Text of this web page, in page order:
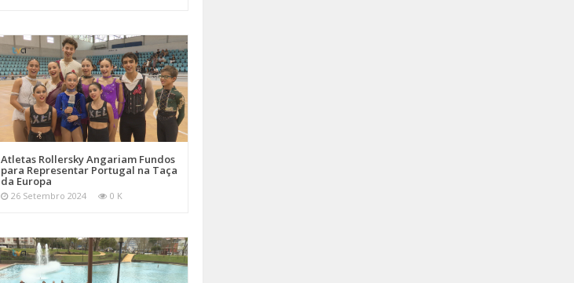
Atletas Rollersky Angariam Fundos
para Representar Portugal na Taça
da Europa
26 Setembro 2024 0 K